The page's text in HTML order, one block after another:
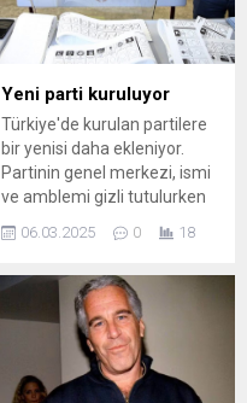
yapabilecekler. Sonuç
sorgulama işlemleri
mebbis.meb.gov.tr veya
personel.meb.gov.tr
adreslerinden
gerçekleştirilebilir. Sonuç
ekranında atanma durumu,
yeni görevin bulunduğu
il/okul ve atama türüne
ilişkin ayrıntılar yer alır.
Yeni parti kuruluyor
Türkiye'de kurulan partilere
bir yenisi daha ekleniyor.
Partinin genel merkezi, ismi
ve amblemi gizli tutulurken
Egemenlik ve Çocuk
06.03.2025 0 18